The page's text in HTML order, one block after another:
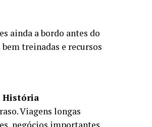
ainda a bordo antes do
treinadas e recursos
História
Viagens longas